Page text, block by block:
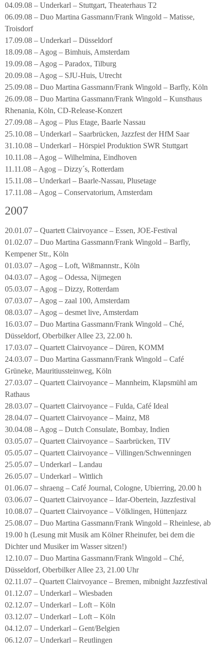
04.09.08 – Underkarl – Stuttgart, Theaterhaus T2
06.09.08 – Duo Martina Gassmann/Frank Wingold – Matisse,
Troisdorf
17.09.08 – Underkarl – Düsseldorf
18.09.08 – Agog – Bimhuis, Amsterdam
19.09.08 – Agog – Paradox, Tilburg
20.09.08 – Agog – SJU-Huis, Utrecht
25.09.08 – Duo Martina Gassmann/Frank Wingold – Barfly, Köln
26.09.08 – Duo Martina Gassmann/Frank Wingold – Kunsthaus
Rhenania, Köln, CD-Release-Konzert
27.09.08 – Agog – Plus Etage, Baarle Nassau
25.10.08 – Underkarl – Saarbrücken, Jazzfest der HfM Saar
31.10.08 – Underkarl – Hörspiel Produktion SWR Stuttgart
10.11.08 – Agog – Wilhelmina, Eindhoven
11.11.08 – Agog – Dizzy´s, Rotterdam
15.11.08 – Underkarl – Baarle-Nassau, Plusetage
17.11.08 – Agog – Conservatorium, Amsterdam
2007
20.01.07 – Quartett Clairvoyance – Essen, JOE-Festival
01.02.07 – Duo Martina Gassmann/Frank Wingold – Barfly,
Kempener Str., Köln
01.03.07 – Agog – Loft, Wißmannstr., Köln
04.03.07 – Agog – Odessa, Nijmegen
05.03.07 – Agog – Dizzy, Rotterdam
07.03.07 – Agog – zaal 100, Amsterdam
08.03.07 – Agog – desmet live, Amsterdam
16.03.07 – Duo Martina Gassmann/Frank Wingold – Ché,
Düsseldorf, Oberbilker Allee 23, 22.00 h.
17.03.07 – Quartett Clairvoyance – Düren, KOMM
24.03.07 – Duo Martina Gassmann/Frank Wingold – Café
Grüneke, Mauritiussteinweg, Köln
27.03.07 – Quartett Clairvoyance – Mannheim, Klapsmühl am
Rathaus
28.03.07 – Quartett Clairvoyance – Fulda, Café Ideal
28.04.07 – Quartett Clairvoyance – Mainz, M8
30.04.08 – Agog – Dutch Consulate, Bombay, Indien
03.05.07 – Quartett Clairvoyance – Saarbrücken, TIV
05.05.07 – Quartett Clairvoyance – Villingen/Schwenningen
25.05.07 – Underkarl – Landau
26.05.07 – Underkarl – Wittlich
01.06.07 – shraeng – Café Journal, Cologne, Ubierring, 20.00 h
03.06.07 – Quartett Clairvoyance – Idar-Obertein, Jazzfestival
10.08.07 – Quartett Clairvoyance – Völklingen, Hüttenjazz
25.08.07 – Duo Martina Gassmann/Frank Wingold – Rheinlese, ab
19.00 h (Lesung mit Musik am Kölner Rheinufer, bei dem die
Dichter und Musiker im Wasser sitzen!)
12.10.07 – Duo Martina Gassmann/Frank Wingold – Ché,
Düsseldorf, Oberbilker Allee 23, 21.00 Uhr
02.11.07 – Quartett Clairvoyance – Bremen, mibnight Jazzfestival
01.12.07 – Underkarl – Wiesbaden
02.12.07 – Underkarl – Loft – Köln
03.12.07 – Underkarl – Loft – Köln
04.12.07 – Underkarl – Gent/Belgien
06.12.07 – Underkarl – Reutlingen